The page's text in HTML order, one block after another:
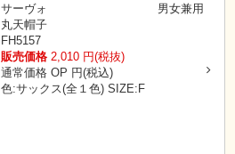
男女兼用
サーヴォ
丸天帽子
FH5157
販売価格 2,010 円(税抜)
通常価格 OP 円(税込)
色:サックス(全１色) SIZE:F